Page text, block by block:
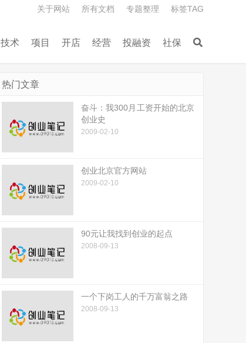
技术 项目 开店 经营 投融资 社保
关于网站 所有文档 专题整理 标签TAG
热门文章
奋斗：我300月工资开始的北京
创业史
2009-02-10
创业北京官方网站
2009-02-10
90元让我找到创业的起点
2008-09-13
一个下岗工人的千万富翁之路
2008-09-13